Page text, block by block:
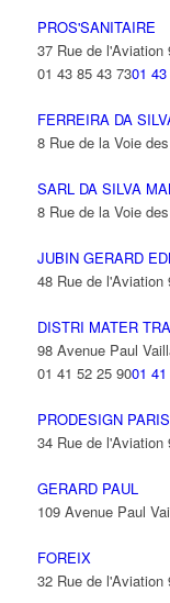
PROS'SANITAIRE
37 Rue de l'Aviation
01 43 85 43 7301
FERREIRA DA
8 Rue de la Voie
SARL DA SILVA
8 Rue de la Voie
JUBIN GERARD
48 Rue de l'Aviation
DISTRI MATER
98 Avenue Paul
01 41 52 25 9001
PRODESIGN PARIS
34 Rue de l'Aviation
GERARD PAUL
109 Avenue Paul
FOREIX
32 Rue de l'Aviation